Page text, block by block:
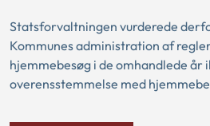
Statsforvaltningen vurderede
Kommunes administration af
hjemmebesøg i de omhandlede år
overensstemmelse med